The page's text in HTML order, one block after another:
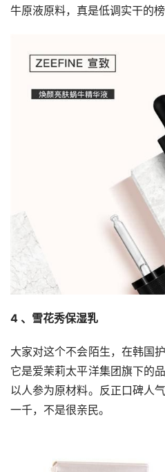
牛原液原料，真是低调实干的榜
4 、雪花秀保湿乳
大家对这个不会陌生，在韩国
它是爱茉莉太平洋集团旗下的
以人参为原材料。反正口碑人
一千，不是很亲民。